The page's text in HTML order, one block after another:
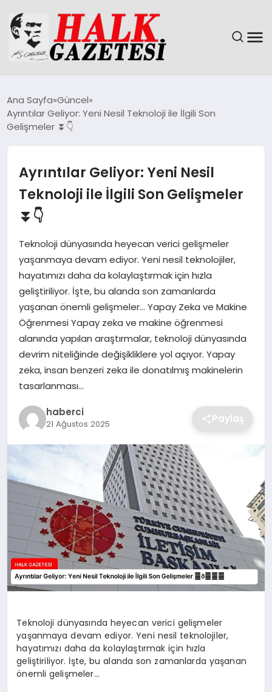
DÜNYA
EKONOMI
MAGAZIN
SAĞLIK
SIYASET
SPOR
TEKNOLOJI
YAŞAM
Ana Sayfa Güncel
Ayrıntılar Geliyor: Yeni Nesil Teknoloji ile İlgili Son
Gelişmeler ⏬👇
Ayrıntılar Geliyor: Yeni Nesil
Teknoloji ile İlgili Son Gelişmeler
⏬👇
Teknoloji dünyasında heyecan verici gelişmeler
yaşanmaya devam ediyor. Yeni nesil teknolojiler,
hayatımızı daha da kolaylaştırmak için hızla
geliştiriliyor. İşte, bu alanda son zamanlarda
yaşanan önemli gelişmeler… Yapay Zeka ve Makine
Öğrenmesi Yapay zeka ve makine öğrenmesi
alanında yapılan araştırmalar, teknoloji dünyasında
devrim niteliğinde değişikliklere yol açıyor. Yapay
zeka, insan benzeri zeka ile donatılmış makinelerin
tasarlanması…
haberci
21 Ağustos 2025 Paylaş
Teknoloji dünyasında heyecan verici gelişmeler
yaşanmaya devam ediyor. Yeni nesil teknolojiler,
hayatımızı daha da kolaylaştırmak için hızla
geliştiriliyor. İşte, bu alanda son zamanlarda yaşanan
önemli gelişmeler…